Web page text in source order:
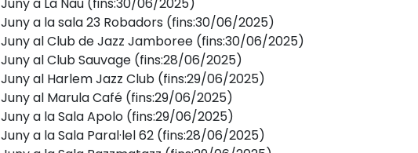
Juny a la sala 23 Robadors (fins:30/06/2025)
Juny al Club de Jazz Jamboree (fins:30/06/2025)
Juny al Club Sauvage (fins:28/06/2025)
Juny al Harlem Jazz Club (fins:29/06/2025)
Juny al Marula Café (fins:29/06/2025)
Juny a la Sala Apolo (fins:29/06/2025)
Juny a la Sala Paral·lel 62 (fins:28/06/2025)